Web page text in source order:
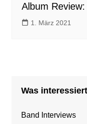
Album
1. März 2021
Was
Band Interviews